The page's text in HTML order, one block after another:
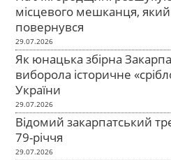
місцевого мешканця, який
повернувся
29.07.2026
Як юнацька збірна
виборола історичне
України
29.07.2026
Відомий закарпатський
79-річчя
29.07.2026